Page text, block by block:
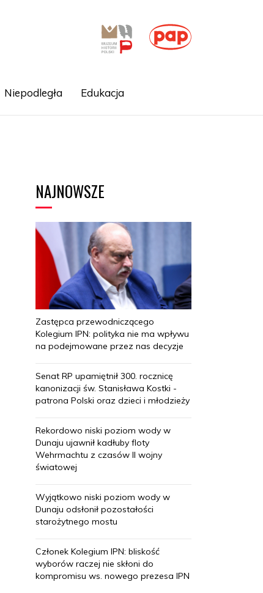
Niepodległa Edukacja
NAJNOWSZE
Zastępca przewodniczącego
Kolegium IPN: polityka nie ma wpływu
na podejmowane przez nas decyzje
Senat RP upamiętnił 300. rocznicę
kanonizacji św. Stanisława Kostki -
patrona Polski oraz dzieci i młodzieży
Rekordowo niski poziom wody w
Dunaju ujawnił kadłuby floty
Wehrmachtu z czasów II wojny
światowej
Wyjątkowo niski poziom wody w
Dunaju odsłonił pozostałości
starożytnego mostu
Członek Kolegium IPN: bliskość
wyborów raczej nie skłoni do
kompromisu ws. nowego prezesa IPN